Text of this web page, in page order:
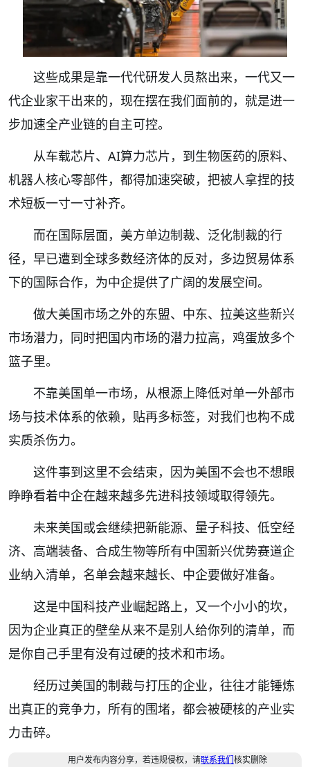
这些成果是靠一代代研发人员熬出来，一代又一
代企业家干出来的，现在摆在我们面前的，就是进一
步加速全产业链的自主可控。
从车载芯片、AI算力芯片，到生物医药的原料、
机器人核心零部件，都得加速突破，把被人拿捏的技
术短板一寸一寸补齐。
而在国际层面，美方单边制裁、泛化制裁的行
径，早已遭到全球多数经济体的反对，多边贸易体系
下的国际合作，为中企提供了广阔的发展空间。
做大美国市场之外的东盟、中东、拉美这些新兴
市场潜力，同时把国内市场的潜力拉高，鸡蛋放多个
篮子里。
不靠美国单一市场，从根源上降低对单一外部市
场与技术体系的依赖，贴再多标签，对我们也构不成
实质杀伤力。
这件事到这里不会结束，因为美国不会也不想眼
睁睁看着中企在越来越多先进科技领域取得领先。
未来美国或会继续把新能源、量子科技、低空经
济、高端装备、合成生物等所有中国新兴优势赛道企
业纳入清单，名单会越来越长、中企要做好准备。
这是中国科技产业崛起路上，又一个小小的坎，
因为企业真正的壁垒从来不是别人给你列的清单，而
是你自己手里有没有过硬的技术和市场。
经历过美国的制裁与打压的企业，往往才能锤炼
出真正的竞争力，所有的围堵，都会被硬核的产业实
力击碎。
用户发布内容分享，若违规侵权，请联系我们核实删除